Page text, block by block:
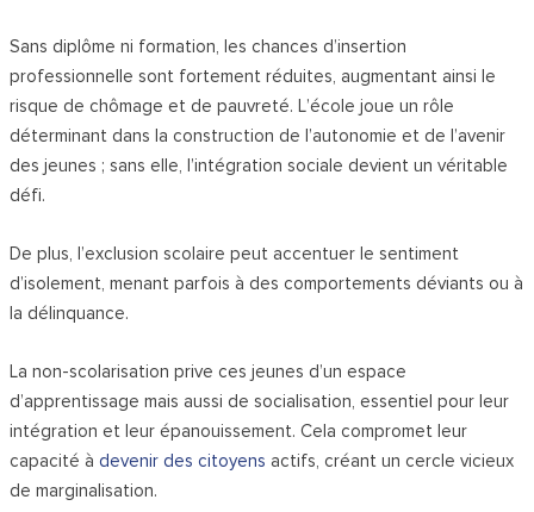
Sans diplôme ni formation, les chances d’insertion
professionnelle sont fortement réduites, augmentant ainsi le
risque de chômage et de pauvreté. L’école joue un rôle
déterminant dans la construction de l’autonomie et de l’avenir
des jeunes ; sans elle, l’intégration sociale devient un véritable
défi.
De plus, l’exclusion scolaire peut accentuer le sentiment
d’isolement, menant parfois à des comportements déviants ou à
la délinquance.
La non-scolarisation prive ces jeunes d’un espace
d’apprentissage mais aussi de socialisation, essentiel pour leur
intégration et leur épanouissement. Cela compromet leur
capacité à devenir des citoyens actifs, créant un cercle vicieux
de marginalisation.